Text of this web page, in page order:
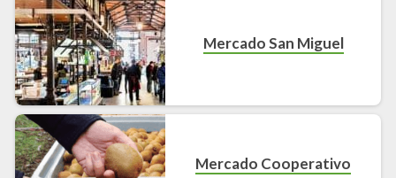
Mercado San Miguel
Mercado Cooperativo